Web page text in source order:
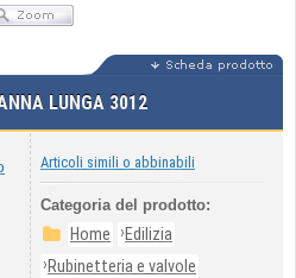
LUNGA 3012
Articoli simili o abbinabili
Categoria del prodotto:
Home ›Edilizia
›Rubinetteria e valvole